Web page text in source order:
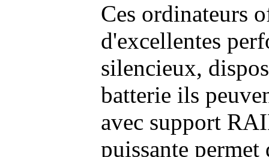
Ces ordinateurs
d'excellentes
silencieux,
batterie ils
avec support
puissante permet